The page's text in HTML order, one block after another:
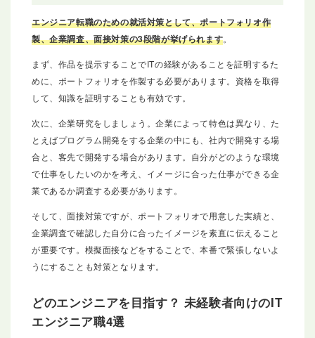
エンジニア転職のための就活対策として、ポートフォリオ作
製、企業調査、面接対策の3段階が挙げられます。
まず、作品を提示することでITの経験があることを証明するた
めに、ポートフォリオを作製する必要があります。資格を取得
して、知識を証明することも有効です。
次に、企業研究をしましょう。企業によって特色は異なり、た
とえばプログラム開発をする企業の中にも、社内で開発する場
合と、客先で開発する場合があります。自分がどのような環境
で仕事をしたいのかを考え、イメージに合った仕事ができる企
業であるか調査する必要があります。
そして、面接対策ですが、ポートフォリオで用意した実績と、
企業調査で確認した自分に合ったイメージを素直に伝えること
が重要です。模擬面接などをすることで、本番で緊張しないよ
うにすることも対策となります。
どのエンジニアを目指す？ 未経験者向けのIT
エンジニア職4選